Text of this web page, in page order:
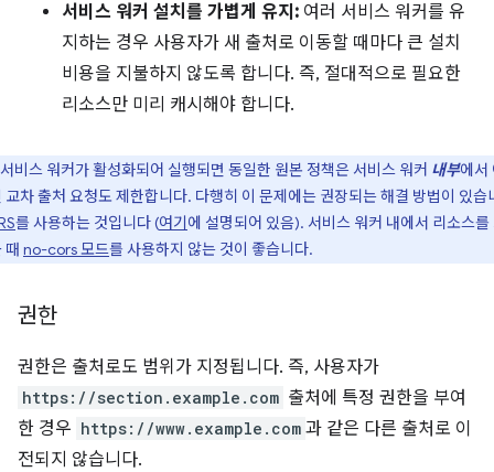
서비스 워커 설치를 가볍게 유지: 여러 서비스 워커를 유
지하는 경우 사용자가 새 출처로 이동할 때마다 큰 설치
비용을 지불하지 않도록 합니다. 즉, 절대적으로 필요한
리소스만 미리 캐시해야 합니다.
서비스 워커가 활성화되어 실행되면 동일한 원본 정책은 서비스 워커 내부에서
교차 출처 요청도 제한합니다. 다행히 이 문제에는 권장되는 해결 방법이 있습
를 사용하는 것입니다 (여기에 설명되어 있음). 서비스 워커 내에서 리소스를
때 no-cors 모드를 사용하지 않는 것이 좋습니다.
권한
권한은 출처로도 범위가 지정됩니다. 즉, 사용자가
https://section.example.com 출처에 특정 권한을 부여
한 경우 https://www.example.com 과 같은 다른 출처로 이
전되지 않습니다.